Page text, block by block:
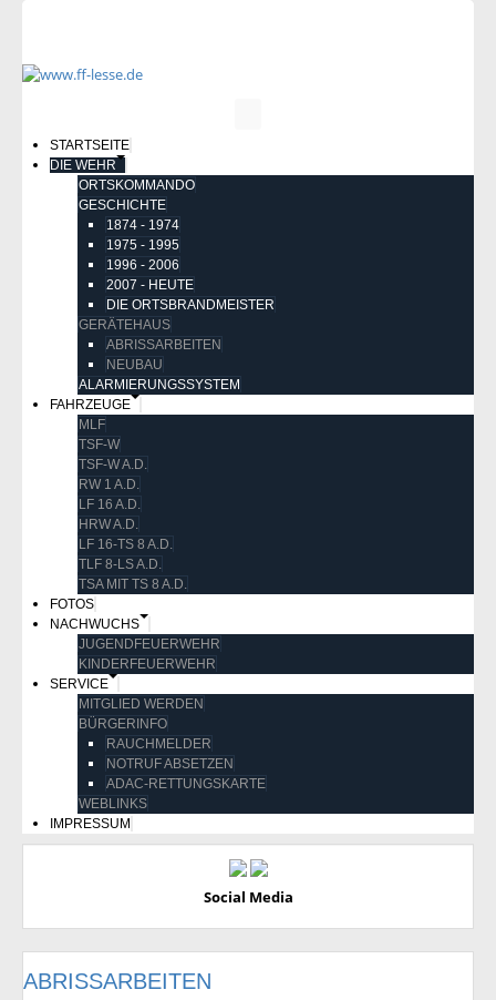
STARTSEITE
DIE WEHR
ORTSKOMMANDO
GESCHICHTE
1874 - 1974
1975 - 1995
1996 - 2006
2007 - HEUTE
DIE ORTSBRANDMEISTER
GERÄTEHAUS
ABRISSARBEITEN
NEUBAU
ALARMIERUNGSSYSTEM
FAHRZEUGE
MLF
TSF-W
TSF-W A.D.
RW 1 A.D.
LF 16 A.D.
HRW A.D.
LF 16-TS 8 A.D.
TLF 8-LS A.D.
TSA MIT TS 8 A.D.
FOTOS
NACHWUCHS
JUGENDFEUERWEHR
KINDERFEUERWEHR
SERVICE
MITGLIED WERDEN
BÜRGERINFO
RAUCHMELDER
NOTRUF ABSETZEN
ADAC-RETTUNGSKARTE
WEBLINKS
IMPRESSUM
Social Media
ABRISSARBEITEN